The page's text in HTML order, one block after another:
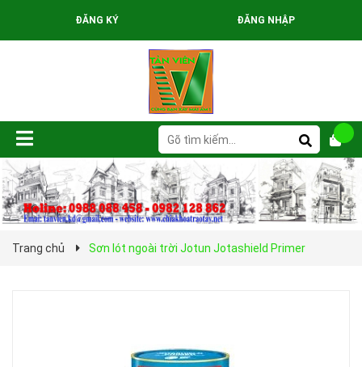
ĐĂNG KÝ ĐĂNG NHẬP
Trang chủ Sơn lót ngoài trời Jotun Jotashield Primer